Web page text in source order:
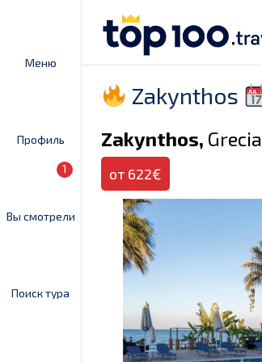
Меню
Профиль
Вы смотрели
1
Поиск тура
Zakynthos
Zakynthos, Grecia
от 622€